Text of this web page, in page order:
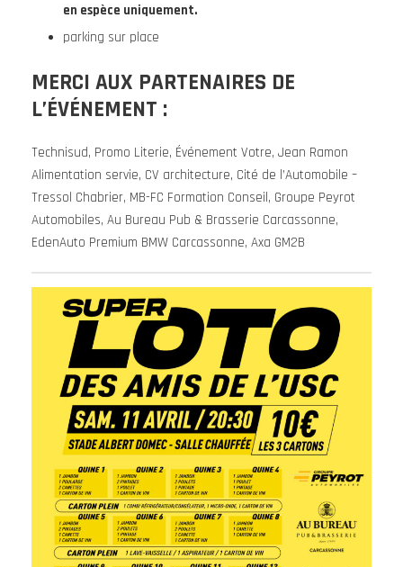
en espèce uniquement.
parking sur place
MERCI AUX PARTENAIRES DE
L’ÉVÉNEMENT :
Technisud, Promo Literie, Événement Votre, Jean Ramon
Alimentation servie, CV architecture, Cité de l’Automobile –
Tressol Chabrier, MB-FC Formation Conseil, Groupe Peyrot
Automobiles, Au Bureau Pub & Brasserie Carcassonne,
EdenAuto Premium BMW Carcassonne, Axa GM2B